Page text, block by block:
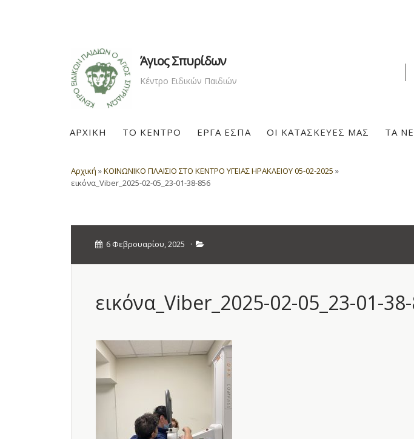
Άγιος Σπυρίδων
Κέντρο Ειδικών Παιδιών
ΑΡΧΙΚΗ ΤΟ ΚΕΝΤΡΟ ΕΡΓΑ ΕΣΠΑ ΟΙ ΚΑΤΑΣΚΕΥΕΣ ΜΑΣ ΤΑ
Αρχική »ΚΟΙΝΩΝΙΚΟ ΠΛΑΙΣΙΟ ΣΤΟ ΚΕΝΤΡΟ ΥΓΕΙΑΣ ΗΡΑΚΛΕΙΟΥ 05-02-2025 »
εικόνα_Viber_2025-02-05_23-01-38-856
6 Φεβρουαρίου, 2025 ·
εικόνα_Viber_2025-02-05_23-01-